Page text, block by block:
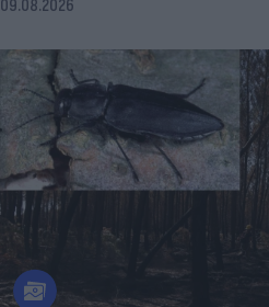
09.08.2026